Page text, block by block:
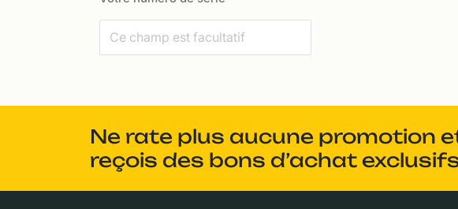
Ne rate plus aucune promotion
reçois des bons d’achat